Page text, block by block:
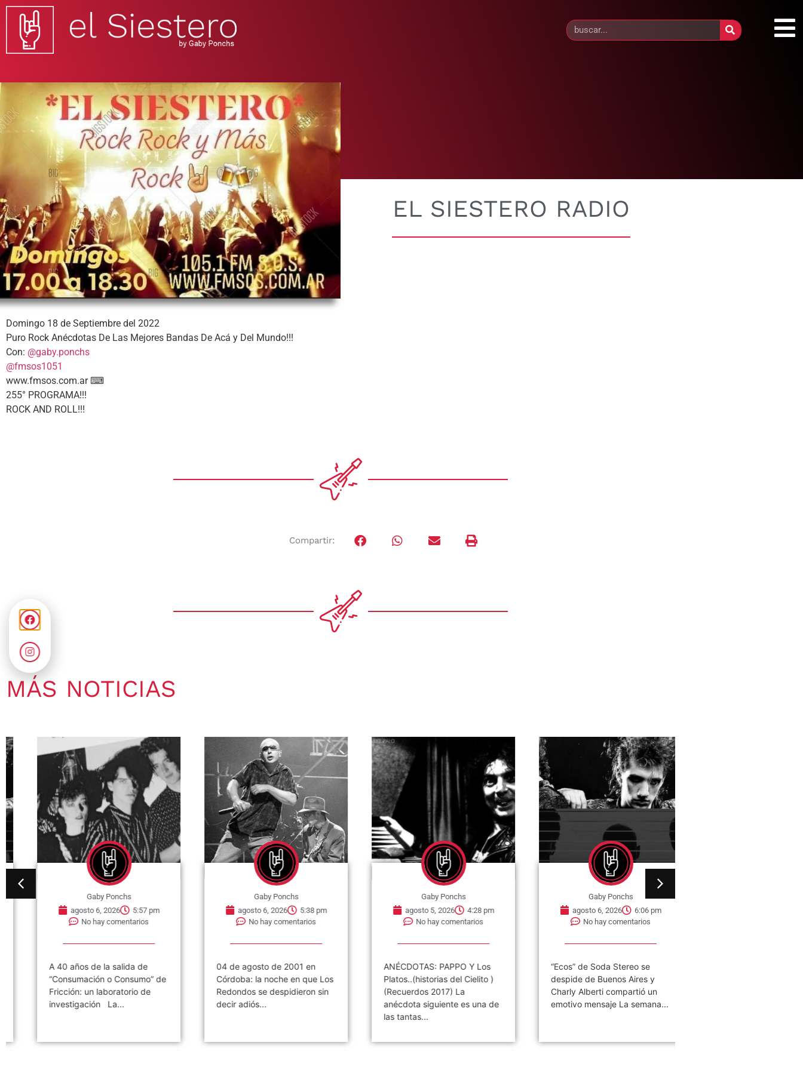
EL SIESTERO RADIO
Domingo 18 de Septiembre del 2022
Puro Rock Anécdotas De Las Mejores Bandas De Acá y Del Mundo!!!
Con: @gaby.ponchs
@fmsos1051
www.fmsos.com.ar ⌨
255° PROGRAMA!!!
ROCK AND ROLL!!!
Compartir:
MÁS NOTICIAS
Gaby Ponchs
agosto 6, 2026
5:57 pm
No hay comentarios
A 40 años de la salida de
“Consumación o Consumo” de
Fricción: un laboratorio de
investigación La...
Gaby Ponchs
agosto 6, 2026
5:38 pm
No hay comentarios
04 de agosto de 2001 en
Córdoba: la noche en que Los
Redondos se despidieron sin
decir adiós...
Gaby Ponchs
agosto 5, 2026
4:28 pm
No hay comentarios
ANÉCDOTAS: PAPPO Y Los
Platos..(historias del Cielito )
(Recuerdos 2017) La
anécdota siguiente es una de
las tantas...
Gaby Ponchs
agosto 6, 2026
6:06 pm
No hay comentarios
“Ecos” de Soda Stereo se
despide de Buenos Aires y
Charly Alberti compartió un
emotivo mensaje La semana...